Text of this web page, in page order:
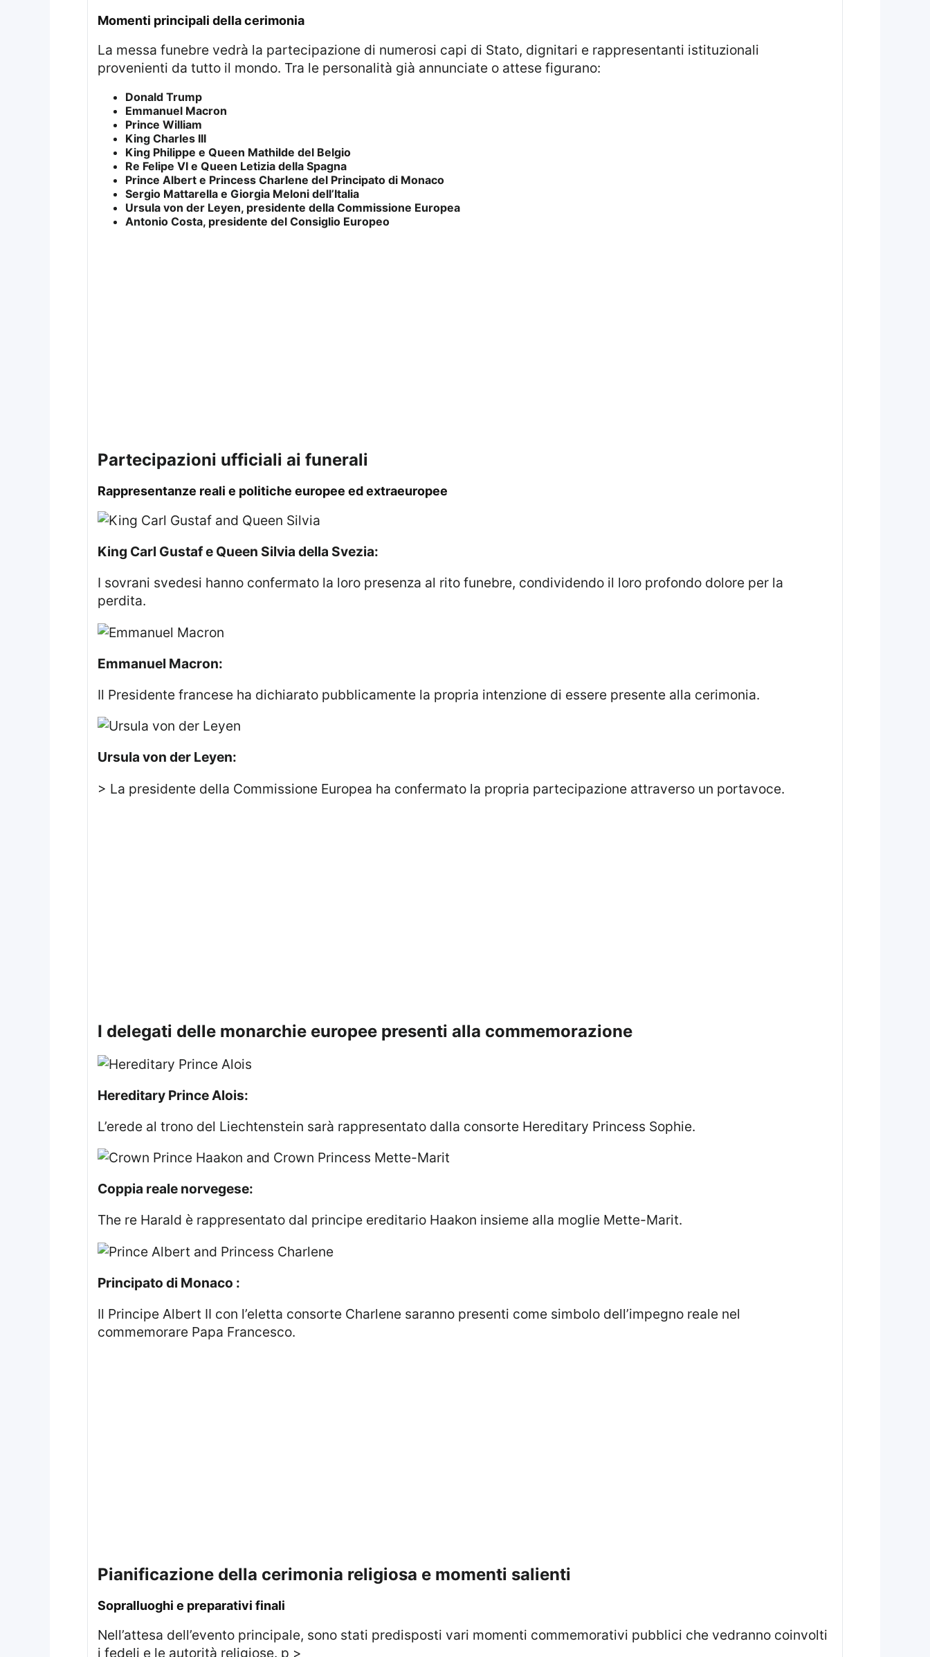
Momenti principali della cerimonia
La messa funebre vedrà la partecipazione di numerosi capi di Stato, dignitari e rappresentanti istituzionali
provenienti da tutto il mondo. Tra le personalità già annunciate o attese figurano:
Donald Trump
Emmanuel Macron
Prince William
King Charles III
King Philippe e Queen Mathilde del Belgio
Re Felipe VI e Queen Letizia della Spagna
Prince Albert e Princess Charlene del Principato di Monaco
Sergio Mattarella e Giorgia Meloni dell’Italia
Ursula von der Leyen, presidente della Commissione Europea
Antonio Costa, presidente del Consiglio Europeo
Partecipazioni ufficiali ai funerali
Rappresentanze reali e politiche europee ed extraeuropee
King Carl Gustaf e Queen Silvia della Svezia:
I sovrani svedesi hanno confermato la loro presenza al rito funebre, condividendo il loro profondo dolore per la
perdita.
Emmanuel Macron:
Il Presidente francese ha dichiarato pubblicamente la propria intenzione di essere presente alla cerimonia.
Ursula von der Leyen:
> La presidente della Commissione Europea ha confermato la propria partecipazione attraverso un portavoce.
I delegati delle monarchie europee presenti alla commemorazione
Hereditary Prince Alois:
L’erede al trono del Liechtenstein sarà rappresentato dalla consorte Hereditary Princess Sophie.
Coppia reale norvegese:
The re Harald è rappresentato dal principe ereditario Haakon insieme alla moglie Mette-Marit.
Principato di Monaco :
Il Principe Albert II con l’eletta consorte Charlene saranno presenti come simbolo dell’impegno reale nel
commemorare Papa Francesco.
Pianificazione della cerimonia religiosa e momenti salienti
Sopralluoghi e preparativi finali
Nell’attesa dell’evento principale, sono stati predisposti vari momenti commemorativi pubblici che vedranno coinvolti
i fedeli e le autorità religiose. p >